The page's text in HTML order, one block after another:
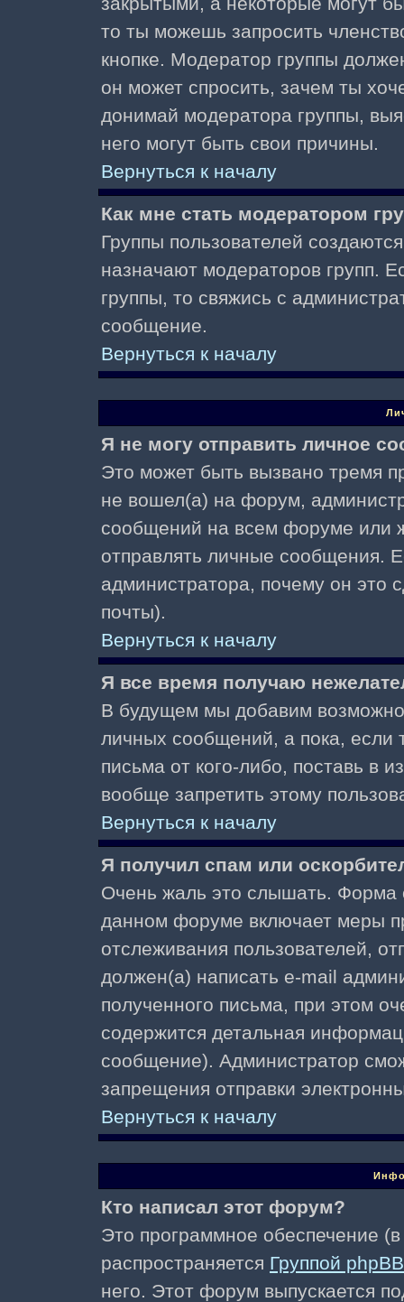
то ты можешь запросить
кнопке. Модератор группы
он может спросить, зачем ты
донимай модератора группы,
него могут быть свои причины.
Вернуться к началу
Как мне стать модератором
Группы пользователей
назначают модераторов групп.
группы, то свяжись с
сообщение.
Вернуться к началу
Я не могу отправить личное
Это может быть вызвано тремя
не вошел(а) на форум,
сообщений на всем форуме или
отправлять личные сообщения.
администратора, почему он это
почты).
Вернуться к началу
Я все время получаю
В будущем мы добавим
личных сообщений, а пока, если
письма от кого-либо, поставь в
вообще запретить этому
Вернуться к началу
Я получил спам или
Очень жаль это слышать. Форма
данном форуме включает меры
отслеживания пользователей,
должен(а) написать e-mail
полученного письма, при этом
содержится детальная
сообщение). Администратор
запрещения отправки
Вернуться к началу
Кто написал этот форум?
Это программное обеспечение
распространяется Группой phpBB
него. Этот форум выпускается